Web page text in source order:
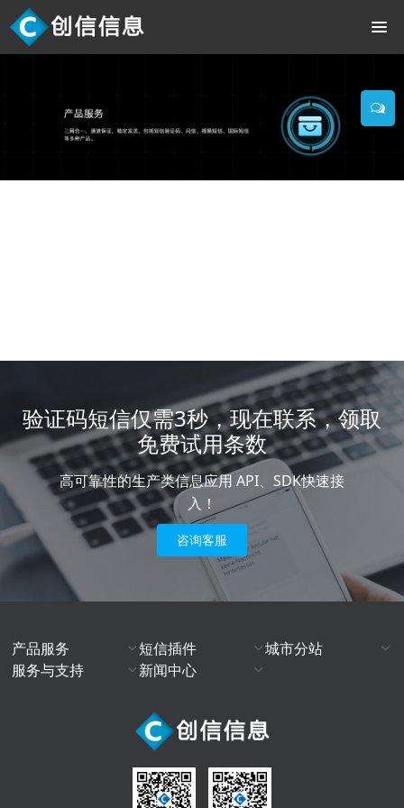
验证码短信仅需3秒，现在联系，领取
免费试用条数
高可靠性的生产类信息应用 API、SDK快速接
入！
咨询客服
产品服务 短信插件
城市分站
服务与支持
新闻中心